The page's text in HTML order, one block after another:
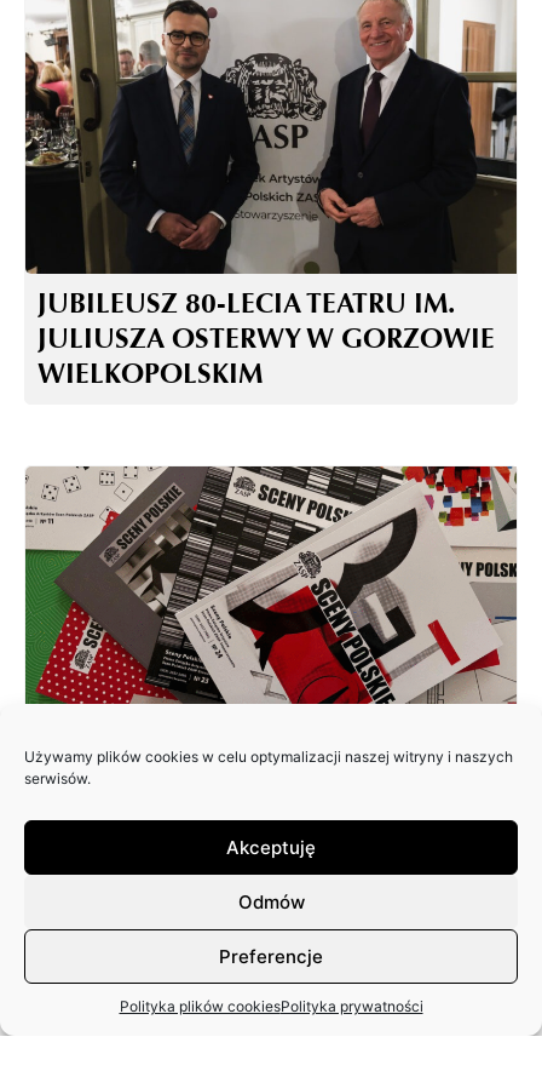
Używamy plików cookies w celu optymalizacji naszej witryny i naszych
serwisów.
Akceptuję
Odmów
Preferencje
Polityka plików cookiesPolityka prywatności
JUBILEUSZ 80-LECIA TEATRU IM.
JULIUSZA OSTERWY W GORZOWIE
WIELKOPOLSKIM
ZAPRASZAMY DO NADSYŁANIA
PISMA: SCENY POLSKIE